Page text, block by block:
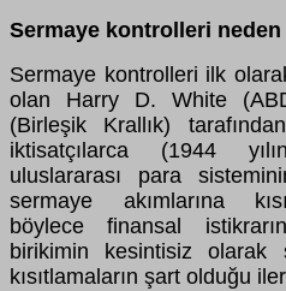
Sermaye kontrolleri
Sermaye kontrolleri ilk
olan Harry D. White
(Birleşik Krallık)
iktisatçılarca (1944
uluslararası para
sermaye akımlarına
böylece finansal
birikimin kesintisiz olarak
kısıtlamaların şart olduğu